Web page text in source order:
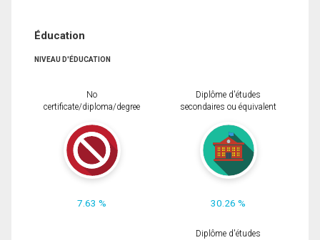
Éducation
NIVEAU D'ÉDUCATION
No
certificate/diploma/degree
7.63 %
Diplôme d'études
secondaires ou équivalent
30.26 %
Diplôme d'études